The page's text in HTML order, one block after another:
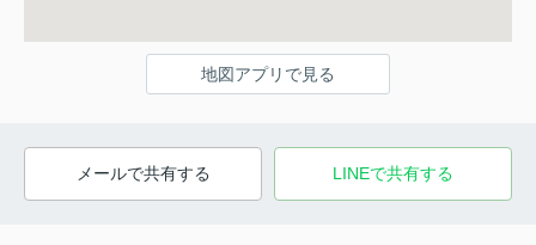
地図アプリで見る
メールで共有する LINEで共有する